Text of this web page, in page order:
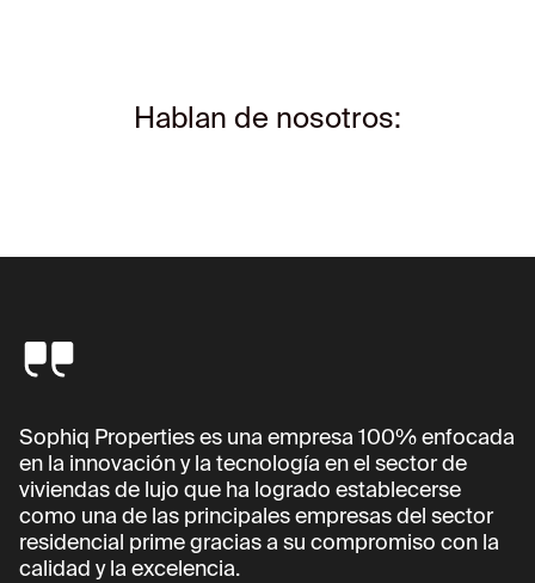
Hablan de nosotros:
Sophiq Properties es una empresa 100% enfocada
en la innovación y la tecnología en el sector de
viviendas de lujo que ha logrado establecerse
como una de las principales empresas del sector
residencial prime gracias a su compromiso con la
calidad y la excelencia.